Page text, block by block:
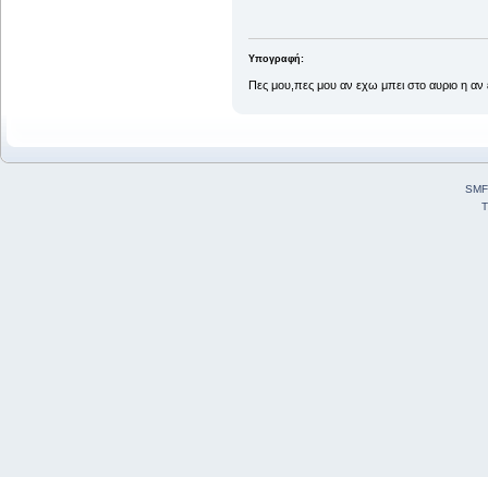
Υπογραφή:
Πες μου,πες μου αν εχω μπει στο αυριο η αν